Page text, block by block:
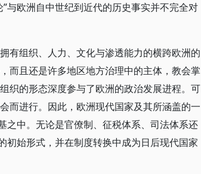
欧洲自中世纪到近代的历史事实并不完全对
有组织、人力、文化与渗透能力的横跨欧洲的
而且还是许多地区地方治理中的主体，教会掌
织的形态深度参与了欧洲的政治发展进程。可
而进行。因此，欧洲现代国家及其所涵盖的一
之中。无论是官僚制、征税体系、司法体系还
初始形式，并在制度转换中成为日后现代国家